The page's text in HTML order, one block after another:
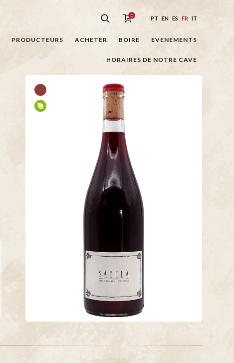
0 PT EN ES FR IT
PRODUCTEURS ACHETER BOIRE EVENEMENTS
HORAIRES DE NOTRE CAVE